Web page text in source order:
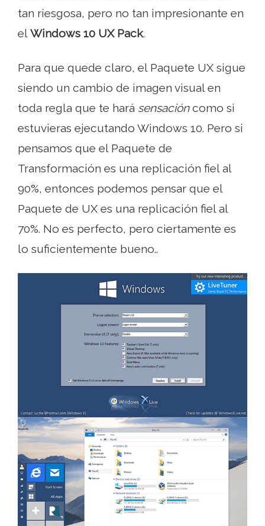
tan riesgosa, pero no tan impresionante en
el Windows 10 UX Pack.
Para que quede claro, el Paquete UX sigue
siendo un cambio de imagen visual en
toda regla que te hará sensacióncomo si
estuvieras ejecutando Windows 10. Pero si
pensamos que el Paquete de
Transformación es una replicación fiel al
90%, entonces podemos pensar que el
Paquete de UX es una replicación fiel al
70%. No es perfecto, pero ciertamente es
lo suficientemente bueno..